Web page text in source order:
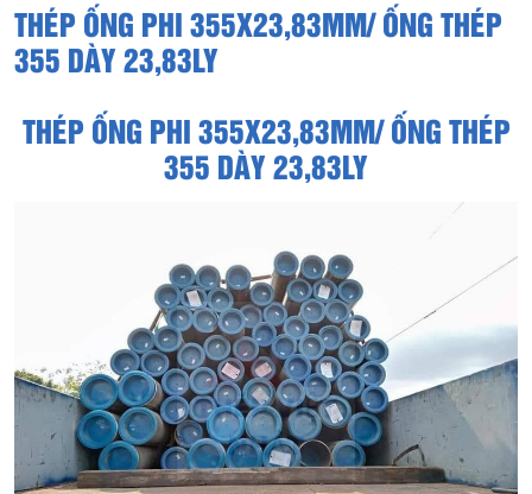
THÉP ỐNG PHI 355X23,83MM/ ỐNG THÉP
355 DÀY 23,83LY
THÉP ỐNG PHI 355X23,83MM/ ỐNG THÉP
355 DÀY 23,83LY